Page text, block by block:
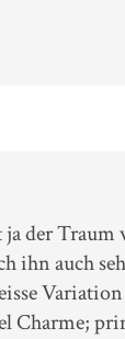
der Traum
ihn auch
Charme;